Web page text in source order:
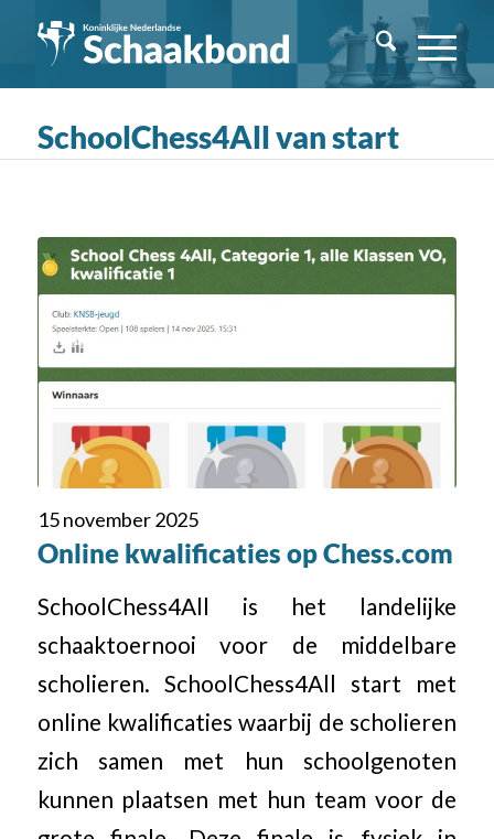
SchoolChess4All van start
15 november 2025
Online kwalificaties op Chess.com
SchoolChess4All is het landelijke
schaaktoernooi voor de middelbare
scholieren. SchoolChess4All start met
online kwalificaties waarbij de scholieren
zich samen met hun schoolgenoten
kunnen plaatsen met hun team voor de